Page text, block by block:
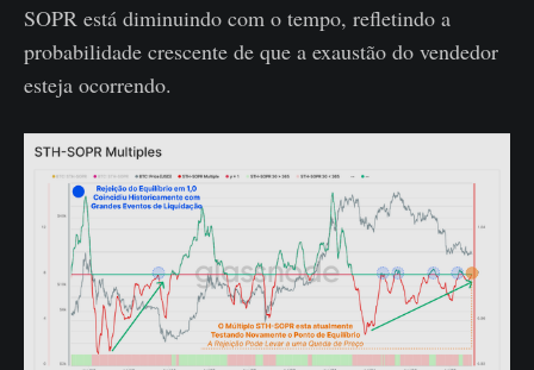
SOPR está diminuindo com o tempo, refletindo a
probabilidade crescente de que a exaustão do vendedor
esteja ocorrendo.